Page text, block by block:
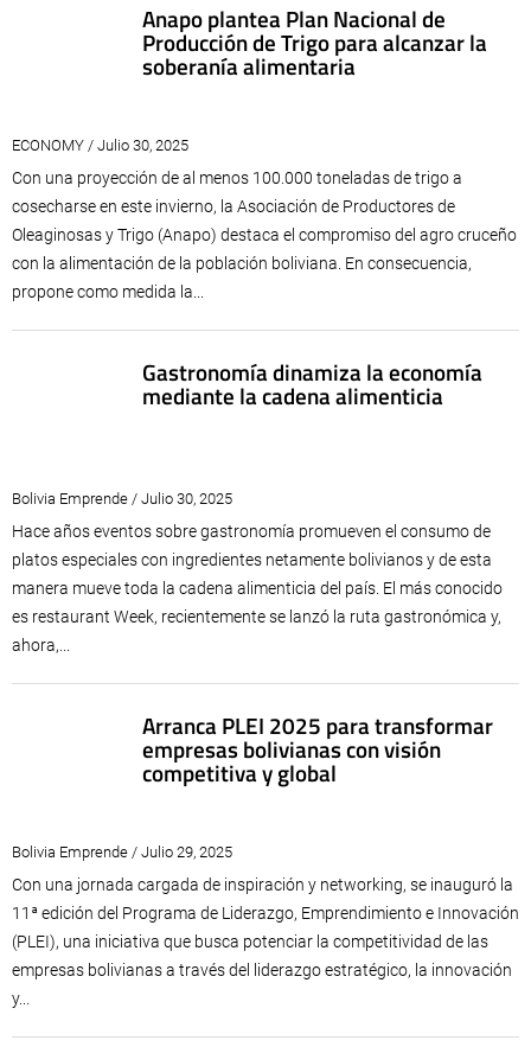
Anapo plantea Plan Nacional de
Producción de Trigo para alcanzar la
soberanía alimentaria
ECONOMY / Julio 30, 2025
Con una proyección de al menos 100.000 toneladas de trigo a
cosecharse en este invierno, la Asociación de Productores de
Oleaginosas y Trigo (Anapo) destaca el compromiso del agro cruceño
con la alimentación de la población boliviana. En consecuencia,
propone como medida la...
Gastronomía dinamiza la economía
mediante la cadena alimenticia
Bolivia Emprende / Julio 30, 2025
Hace años eventos sobre gastronomía promueven el consumo de
platos especiales con ingredientes netamente bolivianos y de esta
manera mueve toda la cadena alimenticia del país. El más conocido
es restaurant Week, recientemente se lanzó la ruta gastronómica y,
ahora,...
Arranca PLEI 2025 para transformar
empresas bolivianas con visión
competitiva y global
Bolivia Emprende / Julio 29, 2025
Con una jornada cargada de inspiración y networking, se inauguró la
11ª edición del Programa de Liderazgo, Emprendimiento e Innovación
(PLEI), una iniciativa que busca potenciar la competitividad de las
empresas bolivianas a través del liderazgo estratégico, la innovación
y...